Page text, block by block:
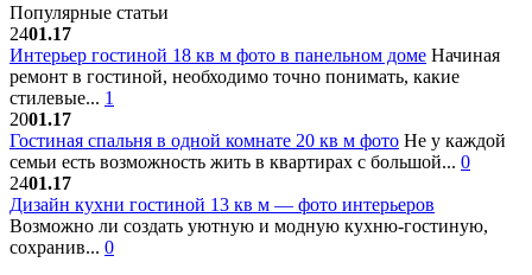
Популярные статьи
2401.17
Интерьер гостиной 18 кв м фото в панельном доме Начиная
ремонт в гостиной, необходимо точно понимать, какие
стилевые... 1
2001.17
Гостиная спальня в одной комнате 20 кв м фото Не у каждой
семьи есть возможность жить в квартирах с большой... 0
2401.17
Дизайн кухни гостиной 13 кв м — фото интерьеров
Возможно ли создать уютную и модную кухню-гостиную,
сохранив... 0